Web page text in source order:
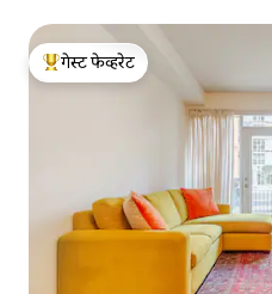
टॉप गेस्ट फेव्हरेट
गेस्ट फेव्हरेट